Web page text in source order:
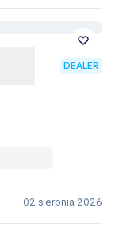
DEALER
02 sierpnia 2026